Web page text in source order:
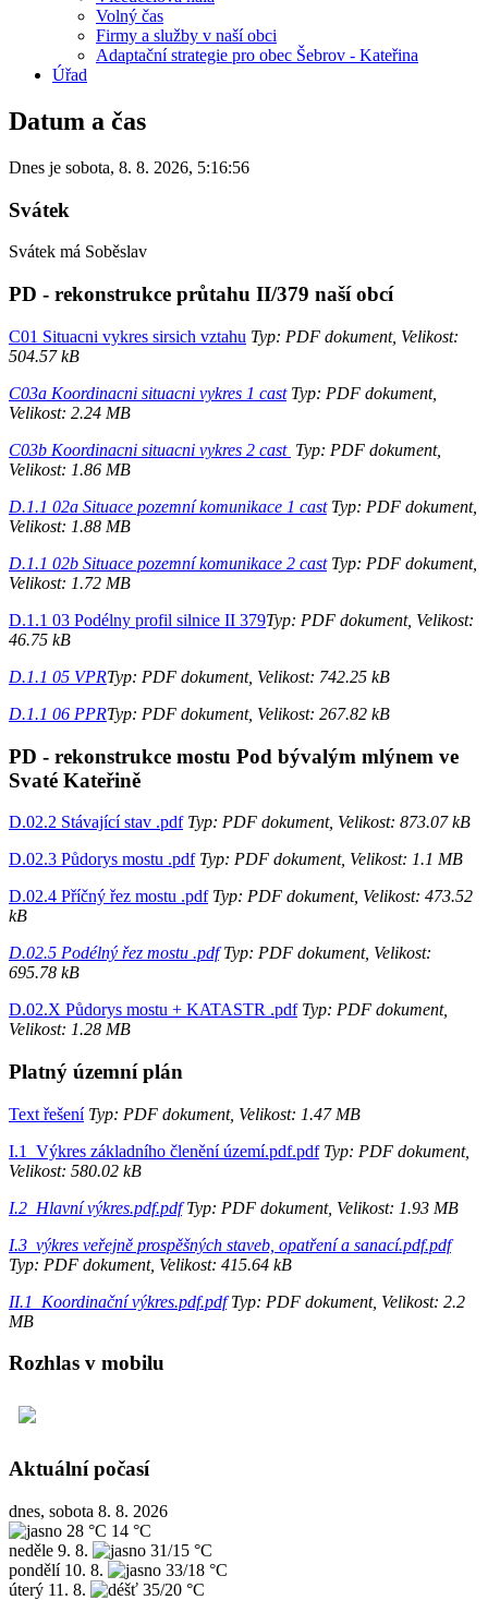
Volný čas
Firmy a služby v naší obci
Adaptační strategie pro obec Šebrov - Kateřina
Úřad
Datum a čas
Dnes je sobota, 8. 8. 2026, 5:16:56
Svátek
Svátek má Soběslav
PD - rekonstrukce průtahu II/379 naší obcí
C01 Situacni vykres sirsich vztahu Typ: PDF dokument, Velikost:
504.57 kB
C03a Koordinacni situacni vykres 1 castTyp: PDF dokument,
Velikost: 2.24 MB
C03b Koordinacni situacni vykres 2 cast Typ: PDF dokument,
Velikost: 1.86 MB
D.1.1 02a Situace pozemní komunikace 1 castTyp: PDF dokument,
Velikost: 1.88 MB
D.1.1 02b Situace pozemní komunikace 2 castTyp: PDF dokument,
Velikost: 1.72 MB
D.1.1 03 Podélny profil silnice II 379Typ: PDF dokument, Velikost:
46.75 kB
D.1.1 05 VPRTyp: PDF dokument, Velikost: 742.25 kB
D.1.1 06 PPRTyp: PDF dokument, Velikost: 267.82 kB
PD - rekonstrukce mostu Pod bývalým mlýnem ve
Svaté Kateřině
D.02.2 Stávající stav .pdfTyp: PDF dokument, Velikost: 873.07 kB
D.02.3 Půdorys mostu .pdfTyp: PDF dokument, Velikost: 1.1 MB
D.02.4 Příčný řez mostu .pdfTyp: PDF dokument, Velikost: 473.52
kB
D.02.5 Podélný řez mostu .pdfTyp: PDF dokument, Velikost:
695.78 kB
D.02.X Půdorys mostu + KATASTR .pdfTyp: PDF dokument,
Velikost: 1.28 MB
Platný územní plán
Text řešeníTyp: PDF dokument, Velikost: 1.47 MB
I.1_Výkres základního členění území.pdf.pdfTyp: PDF dokument,
Velikost: 580.02 kB
I.2_Hlavní výkres.pdf.pdfTyp: PDF dokument, Velikost: 1.93 MB
I.3_výkres veřejně prospěšných staveb, opatření a sanací.pdf.pdf
Typ: PDF dokument, Velikost: 415.64 kB
II.1_Koordinační výkres.pdf.pdfTyp: PDF dokument, Velikost: 2.2
MB
Rozhlas v mobilu
Aktuální počasí
dnes, sobota 8. 8. 2026
28 °C 14 °C
neděle 9. 8.
31/15 °C
pondělí 10. 8.
33/18 °C
úterý 11. 8. 35/20 °C